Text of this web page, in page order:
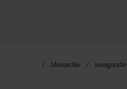
Monarchie inauguratie